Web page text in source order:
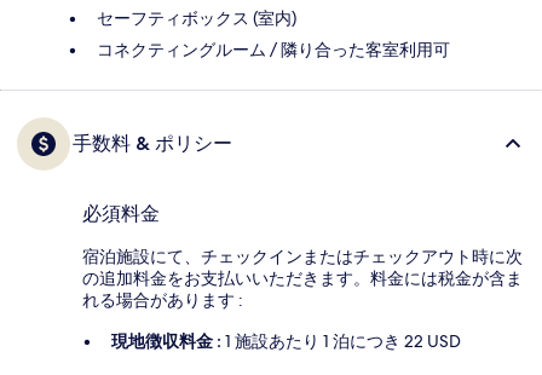
セーフティボックス (室内)
コネクティングルーム / 隣り合った客室利用可
手数料 & ポリシー
必須料金
宿泊施設にて、チェックインまたはチェックアウト時に次
の追加料金をお支払いいただきます。料金には税金が含ま
れる場合があります :
現地徴収料金 : 1 施設あたり 1 泊につき 22 USD